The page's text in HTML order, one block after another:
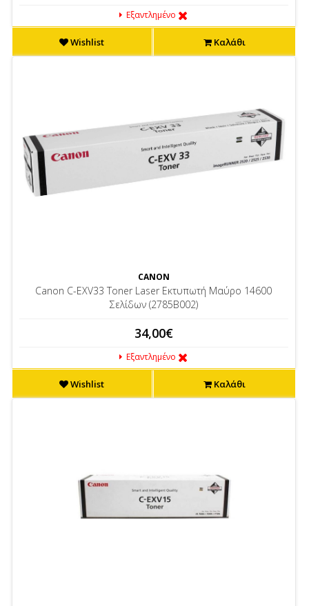
Εξαντλημένο
Wishlist Καλάθι
CANON
Canon C-EXV33 Toner Laser Εκτυπωτή Μαύρο 14600
Σελίδων (2785B002)
34,00€
Εξαντλημένο
Wishlist Καλάθι